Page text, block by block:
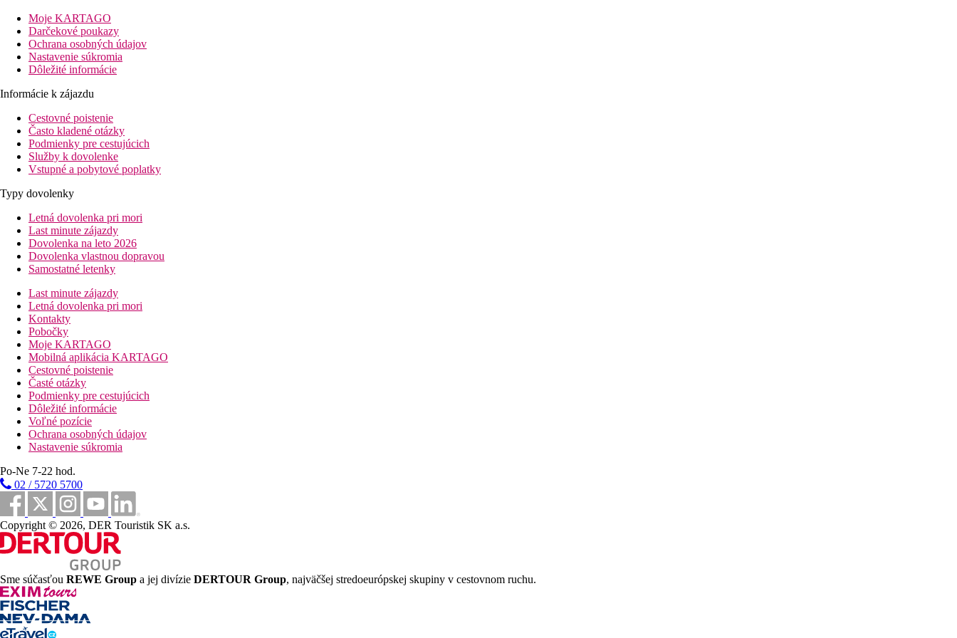
Tento hotel má 55 izieb. K vybaveniu hotela patrí recepcia otvorená 24 hodín denne (prihlásenie je možné od 16:00 hodín, odhlásenie do 12:00 hodín), lobby, výťah, klimatizácia, trezor (za poplatok) a
parkovisko (zdarma). Wi-Fi je hotelovým hosťom k dispozícii zadarmo.
Bazén:
K vonkajšiemu vybaveniu hotela patrí bazén. Tu sú k dispozícii slnečníky (zadarmo).
Stravovanie:
Šport/ voľný čas:
Golfové ihrisko sa nachádza 6 km od hotela. Požičovňa bicyklov. Zábava pre dospelých: animačný program.
Ďalšie informácie:
Využitie niektorých zariadení a aktivít môže byť spoplatnené navyše. Niektoré služby sú závislé od ročného obdobia a od miestnych klimatických podmienok. Jazyky: angličtina a portugalčina. Kreditné
karty: Visa Card.
Double Standard Izba:
Izby sú vybavené balkónom alebo terasou, internetom (zdarma), trezorom (za poplatok) a satelit.TV s plochou obrazovkou a tiež individuálne regulovateľnou klimatizáciou.
Vzdialenosti
62 km
Vzdialenosť od najbližšieho letiska
200 m
Vzdialenosť k pláži
250 m
Bary/krčmičky
250 m
Reštaurácia
Pláž
Ležadla na pláži za poplatok
Slnečníky na pláži za poplatok
Plážová dovolenka
bazény
Ležadlá a slnečníky pri bazéne zadarmo
Fotogaléria
Moje KARTAGO
Darčekové poukazy
Ochrana osobných údajov
Nastavenie súkromia
Dôležité informácie
Informácie k zájazdu
Cestovné poistenie
Často kladené otázky
Podmienky pre cestujúcich
Služby k dovolenke
Vstupné a pobytové poplatky
Typy dovolenky
Letná dovolenka pri mori
Last minute zájazdy
Dovolenka na leto 2026
Dovolenka vlastnou dopravou
Samostatné letenky
Last minute zájazdy
Letná dovolenka pri mori
Kontakty
Pobočky
Moje KARTAGO
Mobilná aplikácia KARTAGO
Cestovné poistenie
Časté otázky
Podmienky pre cestujúcich
Dôležité informácie
Voľné pozície
Ochrana osobných údajov
Nastavenie súkromia
Po-Ne 7-22 hod.
02 / 5720 5700
Copyright © 2026, DER Touristik SK a.s.
Sme súčasťou REWE Group a jej divízie DERTOUR Group, najväčšej stredoeurópskej skupiny v cestovnom ruchu.